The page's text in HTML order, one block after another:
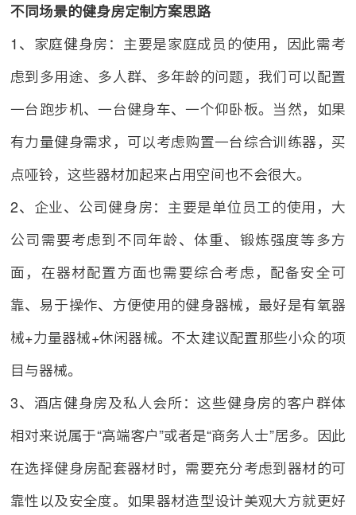
不同场景的健身房定制方案思路
1、家庭健身房：主要是家庭成员的使用，因此需考
虑到多用途、多人群、多年龄的问题，我们可以配置
一台跑步机、一台健身车、一个仰卧板。当然，如果
有力量健身需求，可以考虑购置一台综合训练器，买
点哑铃，这些器材加起来占用空间也不会很大。
2、企业、公司健身房：主要是单位员工的使用，大
公司需要考虑到不同年龄、体重、锻炼强度等多方
面，在器材配置方面也需要综合考虑，配备安全可
靠、易于操作、方便使用的健身器械，最好是有氧器
械+力量器械+休闲器械。不太建议配置那些小众的项
目与器械。
3、酒店健身房及私人会所：这些健身房的客户群体
相对来说属于“高端客户”或者是“商务人士”居多。因此
在选择健身房配套器材时，需要充分考虑到器材的可
靠性以及安全度。如果器材造型设计美观大方就更好